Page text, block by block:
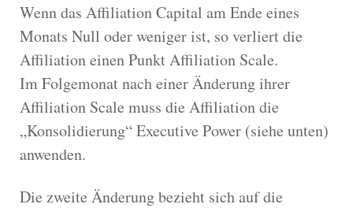
Wenn das Affiliation Capital am Ende eines
Monats Null oder weniger ist, so verliert die
Affiliation einen Punkt Affiliation Scale.
Im Folgemonat nach einer Änderung ihrer
Affiliation Scale muss die Affiliation die
„Konsolidierung“ Executive Power (siehe unten)
anwenden.
Die zweite Änderung bezieht sich auf die